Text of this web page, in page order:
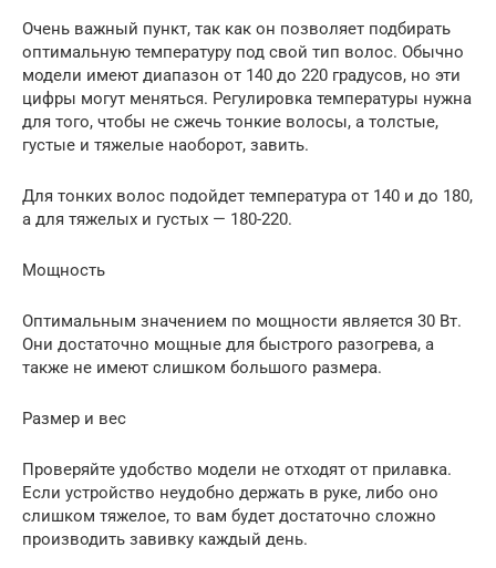
Очень важный пункт, так как он позволяет подбирать
оптимальную температуру под свой тип волос. Обычно
модели имеют диапазон от 140 до 220 градусов, но эти
цифры могут меняться. Регулировка температуры нужна
для того, чтобы не сжечь тонкие волосы, а толстые,
густые и тяжелые наоборот, завить.
Для тонких волос подойдет температура от 140 и до 180,
а для тяжелых и густых — 180-220.
Мощность
Оптимальным значением по мощности является 30 Вт.
Они достаточно мощные для быстрого разогрева, а
также не имеют слишком большого размера.
Размер и вес
Проверяйте удобство модели не отходят от прилавка.
Если устройство неудобно держать в руке, либо оно
слишком тяжелое, то вам будет достаточно сложно
производить завивку каждый день.